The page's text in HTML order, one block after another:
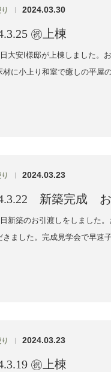
| 2024.03.30
㊗上棟
大安I様邸が上棟しました。
材に小上り和室で癒しの平屋
| 2024.03.23
新築完成 お
新築のお引渡しをしました
きました。完成見学会で早速
| 2024.03.23
㊗上棟